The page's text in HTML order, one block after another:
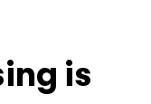
is